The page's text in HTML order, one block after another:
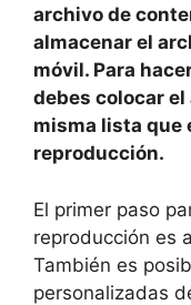
archivo de
almacenar el
móvil. Para
debes colocar
misma lista que
reproducción.
El primer paso
reproducción es
También es
personalizadas